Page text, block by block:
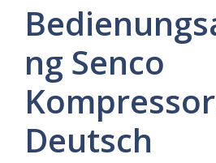
ng Senco
Deutsch